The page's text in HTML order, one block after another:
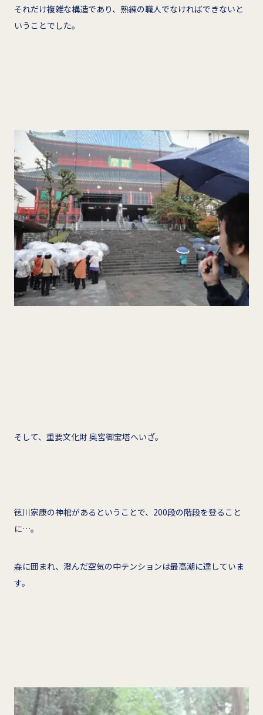
それだけ複雑な構造であり、熟練の職人でなければできないと
いうことでした。
そして、重要文化財 奥宮御宝塔へいざ。
徳川家康の神棺があるということで、200段の階段を登ること
に…。
森に囲まれ、澄んだ空気の中テンションは最高潮に達していま
す。